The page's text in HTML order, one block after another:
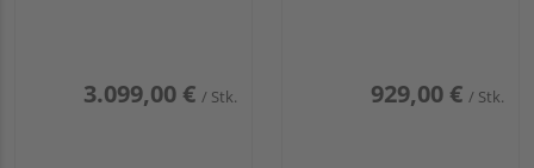
3.099,00 € / Stk. 929,00 € / Stk.